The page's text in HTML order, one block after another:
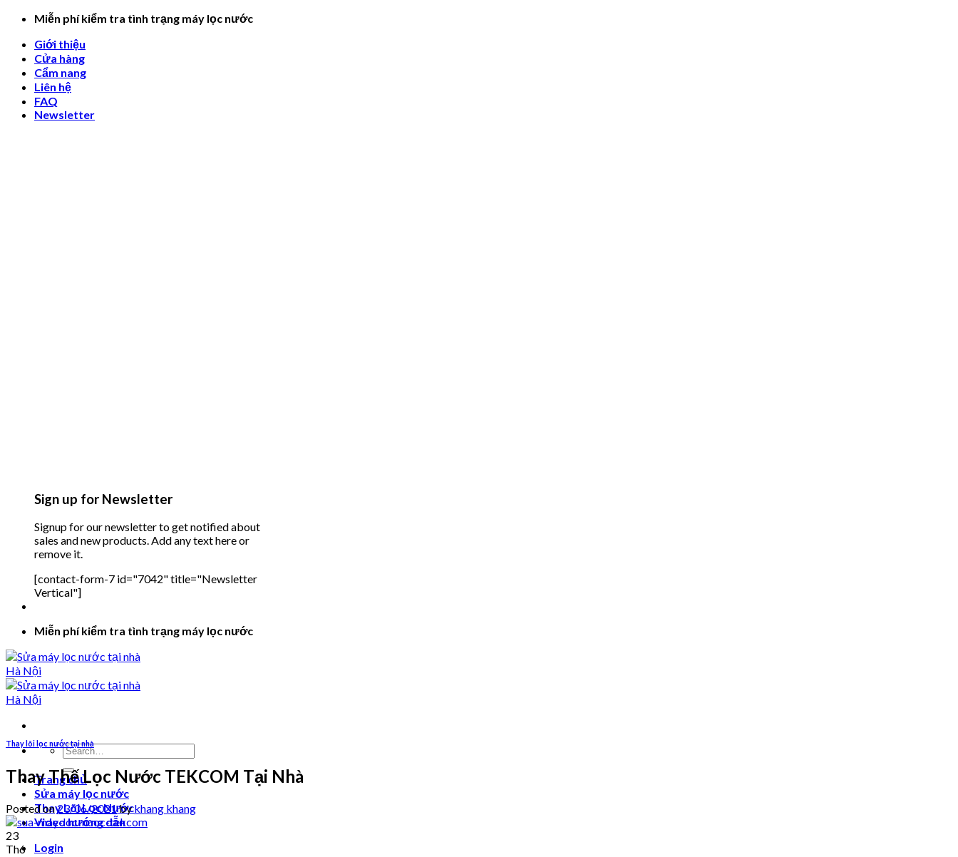
Skip
content
Miễn phí kiểm tra tình trạng máy lọc nước
Giới thiệu
Cửa hàng
Cẩm nang
Liên hệ
FAQ
Newsletter
Sign up for Newsletter
Signup for our newsletter to get notified about
sales and new products. Add any text here or
remove it.
[contact-form-7 id="7042" title="Newsletter
Vertical"]
Miễn phí kiểm tra tình trạng máy lọc nước
Search
for:
Trang chủ
Sửa máy lọc nước
Thay Lõi Lọc Nước
Video hướng dẫn
Login
Thay lõi lọc nước tại nhà
Thay Thế Lọc Nước TEKCOM Tại Nhà
Posted on23/06/2021bykhang khang
23
Th6